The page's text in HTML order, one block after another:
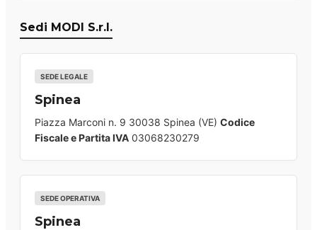
Sedi MODI S.r.l.
SEDE LEGALE
Spinea
Piazza Marconi n. 9 30038 Spinea (VE) Codice
Fiscale e Partita IVA 03068230279
SEDE OPERATIVA
Spinea